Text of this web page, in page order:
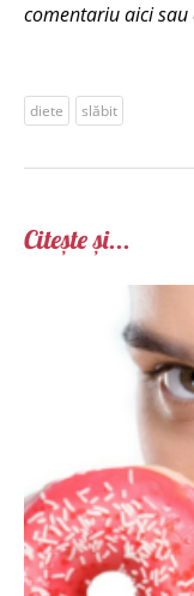
comentariu aici
diete slăbit
Citește și...